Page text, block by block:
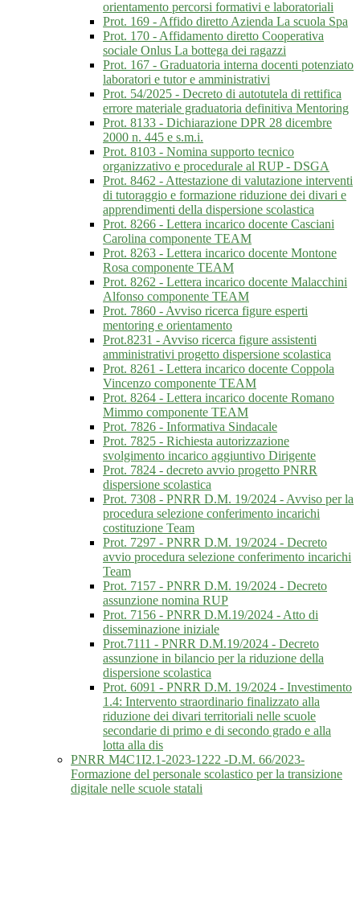
orientamento percorsi formativi e laboratoriali
Prot. 169 - Affido diretto Azienda La scuola Spa
Prot. 170 - Affidamento diretto Cooperativa
sociale Onlus La bottega dei ragazzi
Prot. 167 - Graduatoria interna docenti potenziato
laboratori e tutor e amministrativi
Prot. 54/2025 - Decreto di autotutela di rettifica
errore materiale graduatoria definitiva Mentoring
Prot. 8133 - Dichiarazione DPR 28 dicembre
2000 n. 445 e s.m.i.
Prot. 8103 - Nomina supporto tecnico
organizzativo e procedurale al RUP - DSGA
Prot. 8462 - Attestazione di valutazione interventi
di tutoraggio e formazione riduzione dei divari e
apprendimenti della dispersione scolastica
Prot. 8266 - Lettera incarico docente Casciani
Carolina componente TEAM
Prot. 8263 - Lettera incarico docente Montone
Rosa componente TEAM
Prot. 8262 - Lettera incarico docente Malacchini
Alfonso componente TEAM
Prot. 7860 - Avviso ricerca figure esperti
mentoring e orientamento
Prot.8231 - Avviso ricerca figure assistenti
amministrativi progetto dispersione scolastica
Prot. 8261 - Lettera incarico docente Coppola
Vincenzo componente TEAM
Prot. 8264 - Lettera incarico docente Romano
Mimmo componente TEAM
Prot. 7826 - Informativa Sindacale
Prot. 7825 - Richiesta autorizzazione
svolgimento incarico aggiuntivo Dirigente
Prot. 7824 - decreto avvio progetto PNRR
dispersione scolastica
Prot. 7308 - PNRR D.M. 19/2024 - Avviso per la
procedura selezione conferimento incarichi
costituzione Team
Prot. 7297 - PNRR D.M. 19/2024 - Decreto
avvio procedura selezione conferimento incarichi
Team
Prot. 7157 - PNRR D.M. 19/2024 - Decreto
assunzione nomina RUP
Prot. 7156 - PNRR D.M.19/2024 - Atto di
disseminazione iniziale
Prot.7111 - PNRR D.M.19/2024 - Decreto
assunzione in bilancio per la riduzione della
dispersione scolastica
Prot. 6091 - PNRR D.M. 19/2024 - Investimento
1.4: Intervento straordinario finalizzato alla
riduzione dei divari territoriali nelle scuole
secondarie di primo e di secondo grado e alla
lotta alla dis
PNRR M4C1I2.1-2023-1222 -D.M. 66/2023-
Formazione del personale scolastico per la transizione
digitale nelle scuole statali